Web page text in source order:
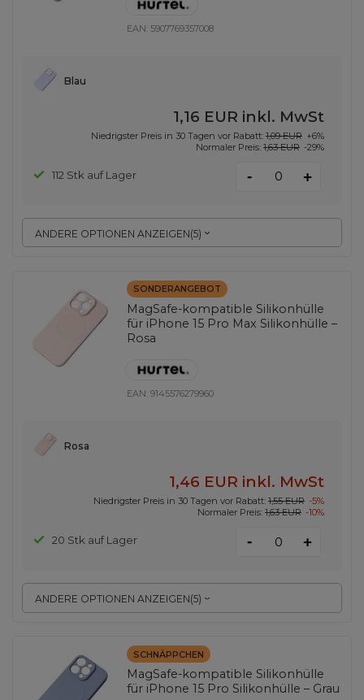
EAN: 5907769357008
ANDERE OPTIONEN ANZEIGEN(5)
Blau
1,16 EUR inkl. MwSt
Niedrigster Preis in 30 Tagen vor Rabatt: 1,09 EUR +6%
Normaler Preis: 1,63 EUR -29%
112 Stk auf Lager - +
SONDERANGEBOT
MagSafe-kompatible Silikonhülle
für iPhone 15 Pro Max Silikonhülle –
Rosa
EAN:9145576279960
ANDERE OPTIONEN ANZEIGEN(5)
Rosa
1,46 EUR inkl. MwSt
Niedrigster Preis in 30 Tagen vor Rabatt: 1,55 EUR -5%
Normaler Preis: 1,63 EUR -10%
20 Stk auf Lager - +
SCHNÄPPCHEN
MagSafe-kompatible Silikonhülle
für iPhone 15 Pro Silikonhülle – Grau